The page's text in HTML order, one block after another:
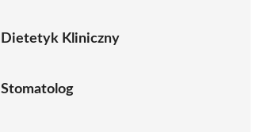
Dietetyk Kliniczny
Stomatolog